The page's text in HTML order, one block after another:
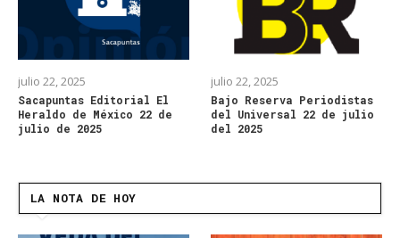
julio 22, 2025
Sacapuntas Editorial El
Heraldo de México 22 de
julio de 2025
julio 22, 2025
Bajo Reserva Periodistas
del Universal 22 de julio
del 2025
LA NOTA DE HOY